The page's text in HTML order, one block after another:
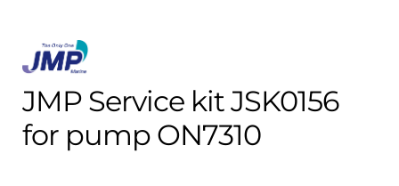
JMP Service kit JSK0156
for pump ON7310